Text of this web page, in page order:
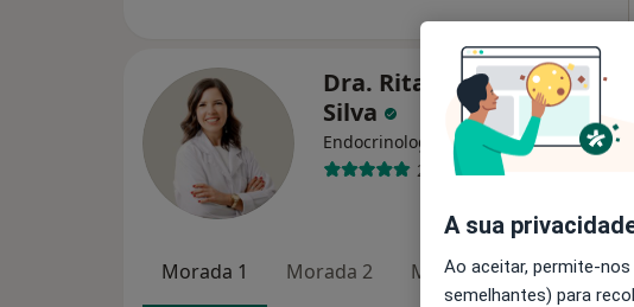
Dra. Rita Bettencourt
Silva
Endocrinologista
2 opiniões
Morada 1 Morada 2 Morada 3
A sua
Ao aceitar, permite-
semelhantes) para